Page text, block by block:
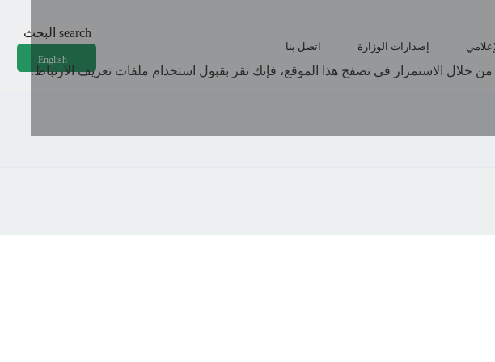
إصدارات الوزارة اتصل بنا
search البحث
English
خلال الاستمرار في تصفح هذا الموقع، فإنك تقر بقبول استخدام ملفات تعريف الارتباط.